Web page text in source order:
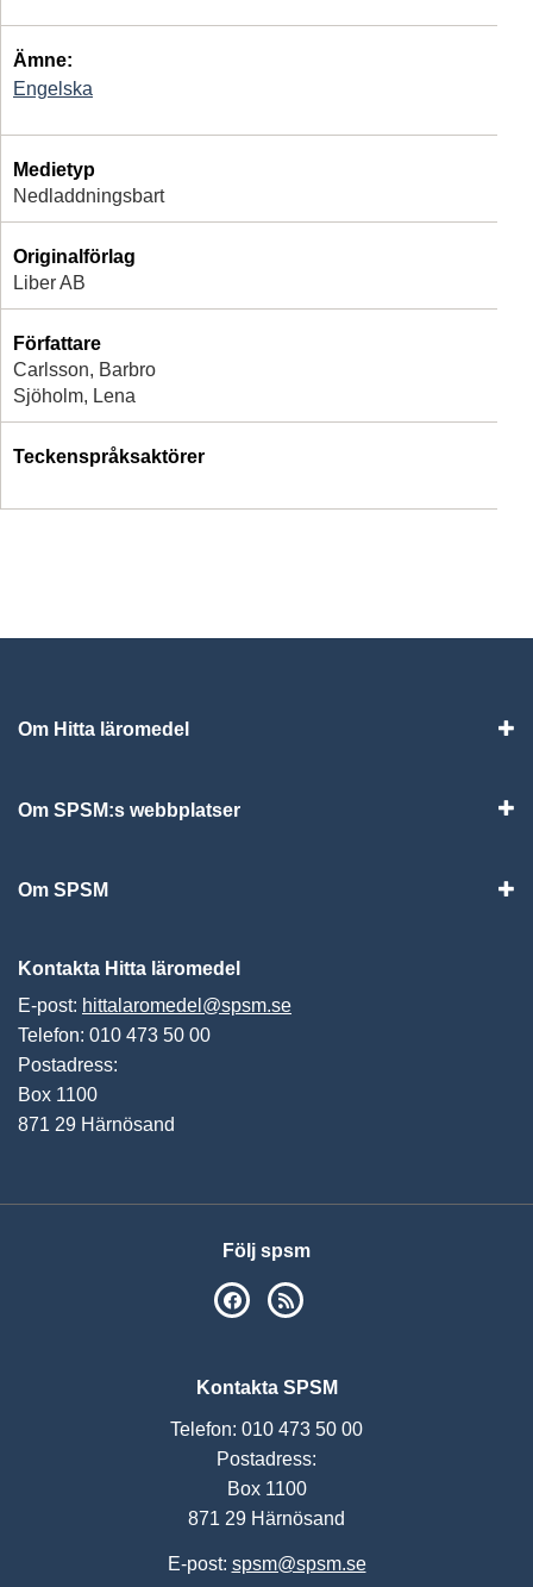
Ämne:
Engelska
Medietyp
Nedladdningsbart
Originalförlag
Liber AB
Författare
Carlsson, Barbro
Sjöholm, Lena
Teckenspråksaktörer
Om Hitta läromedel
Om SPSM:s webbplatser
Om SPSM
Kontakta Hitta läromedel
E-post: hittalaromedel@spsm.se
Telefon: 010 473 50 00
Postadress:
Box 1100
871 29 Härnösand
Följ spsm
SPSM på Facebook
Kontakta SPSM
Telefon: 010 473 50 00
Postadress:
Box 1100
871 29 Härnösand
E-post: spsm@spsm.se